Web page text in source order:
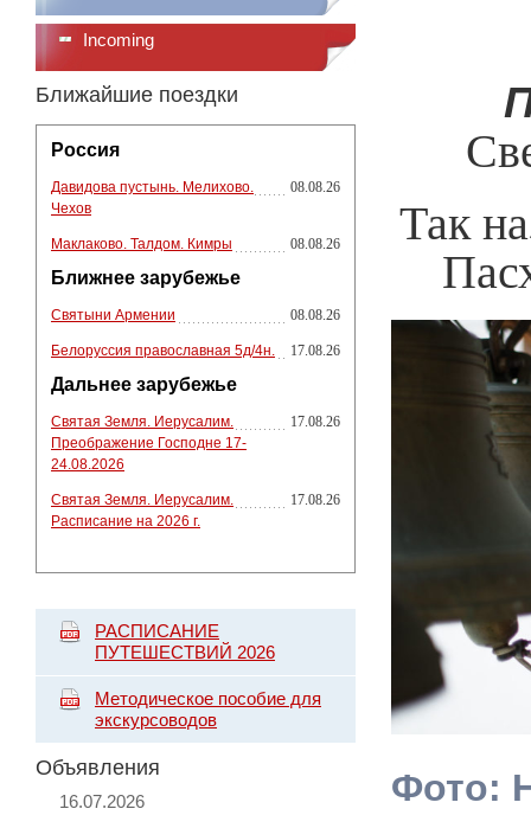
Incoming
Ближайшие поездки
Россия
Давидова пустынь. Мелихово.
Чехов
08.08.26
Маклаково. Талдом. Кимры 08.08.26
Ближнее зарубежье
Святыни Армении 08.08.26
Белоруссия православная 5д/4н. 17.08.26
Дальнее зарубежье
Святая Земля. Иерусалим.
Преображение Господне 17-
24.08.2026
17.08.26
Святая Земля. Иерусалим.
Расписание на 2026 г.
17.08.26
РАСПИСАНИЕ
ПУТЕШЕСТВИЙ 2026
Методическое пособие для
экскурсоводов
Объявления
16.07.2026
Так
Фото: